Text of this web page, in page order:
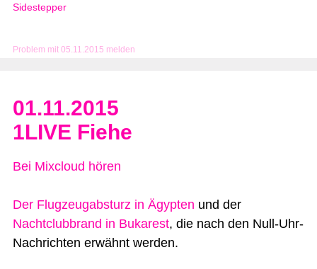
Problem mit 05.11.2015 melden
Sidestepper
01.11.2015
1LIVE Fiehe
Bei Mixcloud hören
Der Flugzeugabsturz in Ägypten und der
Nachtclubbrand in Bukarest, die nach den Null-Uhr-
Nachrichten erwähnt werden.